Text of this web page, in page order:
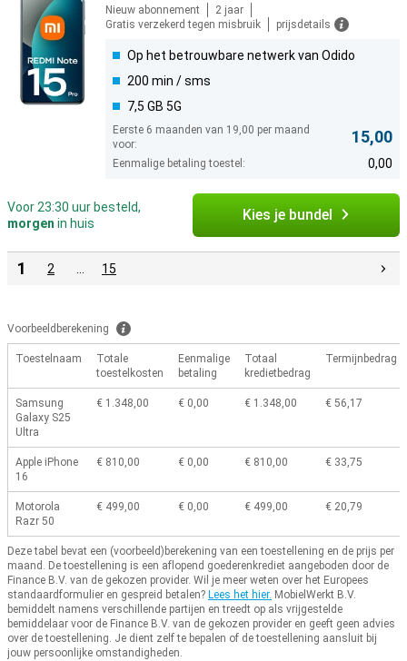
Nieuw abonnement
2 jaar
Gratis verzekerd tegen misbruik
prijsdetails
Op het betrouwbare netwerk van Odido
200 min / sms
7,5 GB 5G
Eerste 6 maanden van 19,00 per maand
voor:
15,00
Eenmalige betaling toestel: 0,00
Voor 23:30 uur besteld,
morgen in huis Kies je bundel
1 2 … 15
Voorbeeldberekening
Toestelnaam
Totale
toestelkosten
Eenmalige
betaling
Totaal
kredietbedrag
Termijnbedrag
Samsung
Galaxy S25
Ultra
€ 1.348,00 € 0,00 € 1.348,00 € 56,17
Apple iPhone
16
€ 810,00 € 0,00 € 810,00 € 33,75
Motorola
Razr 50
€ 499,00 € 0,00 € 499,00 € 20,79
Deze tabel bevat een (voorbeeld)berekening van een toestellening en de prijs per
maand. De toestellening is een aflopend goederenkrediet aangeboden door de
Finance B.V. van de gekozen provider. Wil je meer weten over het Europees
standaardformulier en gespreid betalen? Lees het hier. MobielWerkt B.V.
bemiddelt namens verschillende partijen en treedt op als vrijgestelde
bemiddelaar voor de Finance B.V. van de gekozen provider en geeft geen advies
over de toestellening. Je dient zelf te bepalen of de toestellening aansluit bij
jouw persoonlijke omstandigheden.